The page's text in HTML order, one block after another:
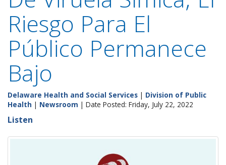
Riesgo Para El
Público Permanece
Bajo
Delaware Health and Social Services | Division of Public
Health | Newsroom | Date Posted: Friday, July 22, 2022
Listen